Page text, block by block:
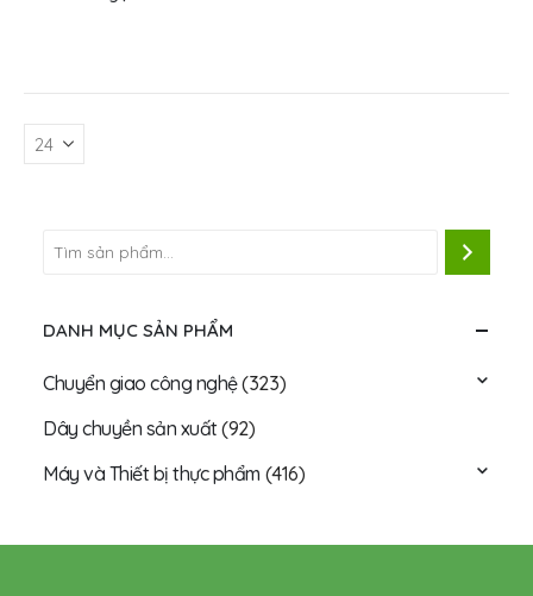
DANH MỤC SẢN PHẨM
Chuyển giao công nghệ(323)
Dây chuyền sản xuất(92)
Máy và Thiết bị thực phẩm (416)